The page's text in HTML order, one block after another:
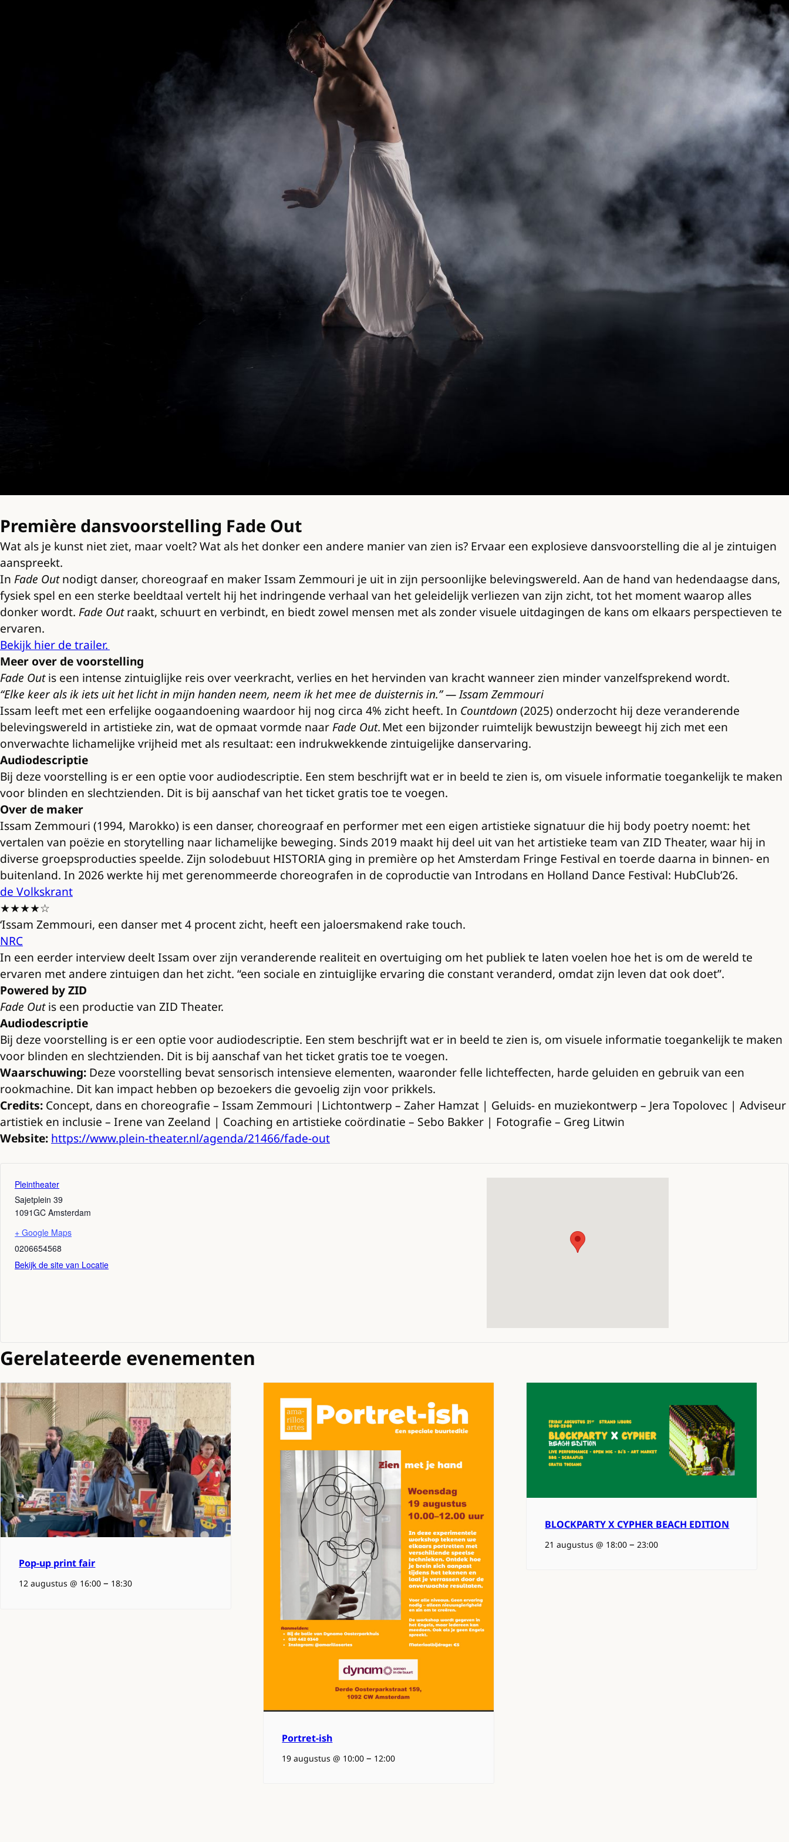
Première dansvoorstelling Fade Out
Wat als je kunst niet ziet, maar voelt? Wat als het donker een andere manier van zien is? Ervaar een explosieve dansvoorstelling die al je zintuigen
aanspreekt.
In Fade Outnodigt danser, choreograaf en maker Issam Zemmouri je uit in zijn persoonlijke belevingswereld. Aan de hand van hedendaagse dans,
fysiek spel en een sterke beeldtaal vertelt hij het indringende verhaal van het geleidelijk verliezen van zijn zicht, tot het moment waarop alles
donker wordt. Fade Outraakt, schuurt en verbindt, en biedt zowel mensen met als zonder visuele uitdagingen de kans om elkaars perspectieven te
ervaren.
Bekijk hier de trailer.
Meer over de voorstelling
Fade Outis een intense zintuiglijke reis over veerkracht, verlies en het hervinden van kracht wanneer zien minder vanzelfsprekend wordt.
“Elke keer als ik iets uit het licht in mijn handen neem, neem ik het mee de duisternis in.” — Issam Zemmouri
Issam leeft met een erfelijke oogaandoening waardoor hij nog circa 4% zicht heeft. In Countdown (2025) onderzocht hij deze veranderende
belevingswereld in artistieke zin, wat de opmaat vormde naarFade Out. Met een bijzonder ruimtelijk bewustzijn beweegt hij zich met een
onverwachte lichamelijke vrijheid met als resultaat: een indrukwekkende zintuigelijke danservaring.
Audiodescriptie
Bij deze voorstelling is er een optie voor audiodescriptie. Een stem beschrijft wat er in beeld te zien is, om visuele informatie toegankelijk te maken
voor blinden en slechtzienden. Dit is bij aanschaf van het ticket gratis toe te voegen.
Over de maker
Issam Zemmouri (1994, Marokko) is een danser, choreograaf en performer met een eigen artistieke signatuur die hij body poetry noemt: het
vertalen van poëzie en storytelling naar lichamelijke beweging. Sinds 2019 maakt hij deel uit van het artistieke team van ZID Theater, waar hij in
diverse groepsproducties speelde. Zijn solodebuut HISTORIA ging in première op het Amsterdam Fringe Festival en toerde daarna in binnen- en
buitenland. In 2026 werkte hij met gerenommeerde choreografen in de coproductie van Introdans en Holland Dance Festival: HubClub’26.
de Volkskrant
★★★★☆
‘Issam Zemmouri, een danser met 4 procent zicht, heeft een jaloersmakend rake touch.
NRC
In een eerder interview deelt Issam over zijn veranderende realiteit en overtuiging om het publiek te laten voelen hoe het is om de wereld te
ervaren met andere zintuigen dan het zicht. “een sociale en zintuiglijke ervaring die constant veranderd, omdat zijn leven dat ook doet”.
Powered by ZID
Fade Outis een productie van ZID Theater.
Audiodescriptie
Bij deze voorstelling is er een optie voor audiodescriptie. Een stem beschrijft wat er in beeld te zien is, om visuele informatie toegankelijk te maken
voor blinden en slechtzienden. Dit is bij aanschaf van het ticket gratis toe te voegen.
Waarschuwing: Deze voorstelling bevat sensorisch intensieve elementen, waaronder felle lichteffecten, harde geluiden en gebruik van een
rookmachine. Dit kan impact hebben op bezoekers die gevoelig zijn voor prikkels.
Credits: Concept, dans en choreografie – Issam Zemmouri |Lichtontwerp – Zaher Hamzat | Geluids- en muziekontwerp – Jera Topolovec | Adviseur
artistiek en inclusie – Irene van Zeeland | Coaching en artistieke coördinatie – Sebo Bakker | Fotografie – Greg Litwin
Website: https://www.plein-theater.nl/agenda/21466/fade-out
Pleintheater
Sajetplein 39
1091GC Amsterdam
+ Google Maps
0206654568
Bekijk de site van Locatie
Gerelateerde evenementen
Pop-up print fair
12 augustus @ 16:00 – 18:30
Portret-ish
19 augustus @ 10:00 – 12:00
BLOCKPARTY X CYPHER BEACH EDITION
21 augustus @ 18:00 –23:00